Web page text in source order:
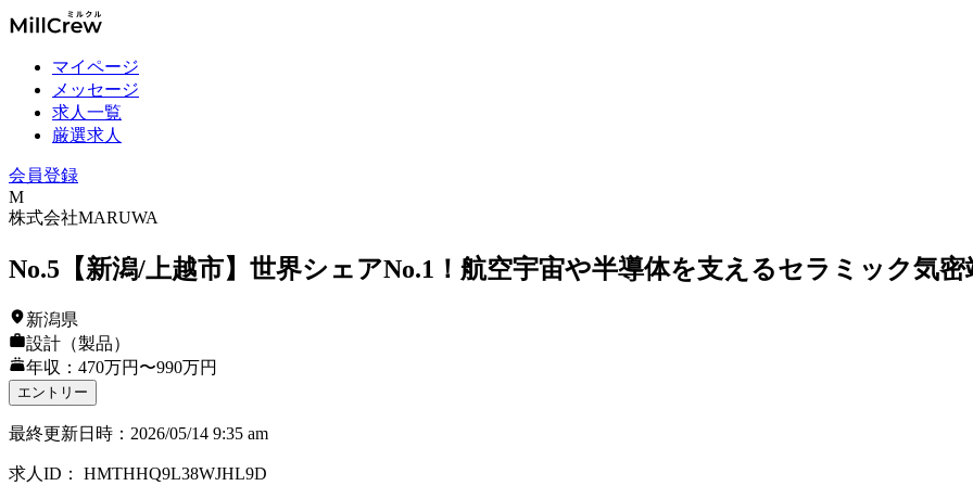
マイページ
メッセージ
求人一覧
厳選求人
会員登録
M
株式会社MARUWA
No.5【新潟/上越市】世界シェアNo.1！航空宇宙や半導体を支えるセラミック気
新潟県
設計（製品）
年収：470万円〜990万円
エントリー
最終更新日時 ： 2026/05/14 9:35 am
求人ID ： HMTHHQ9L38WJHL9D